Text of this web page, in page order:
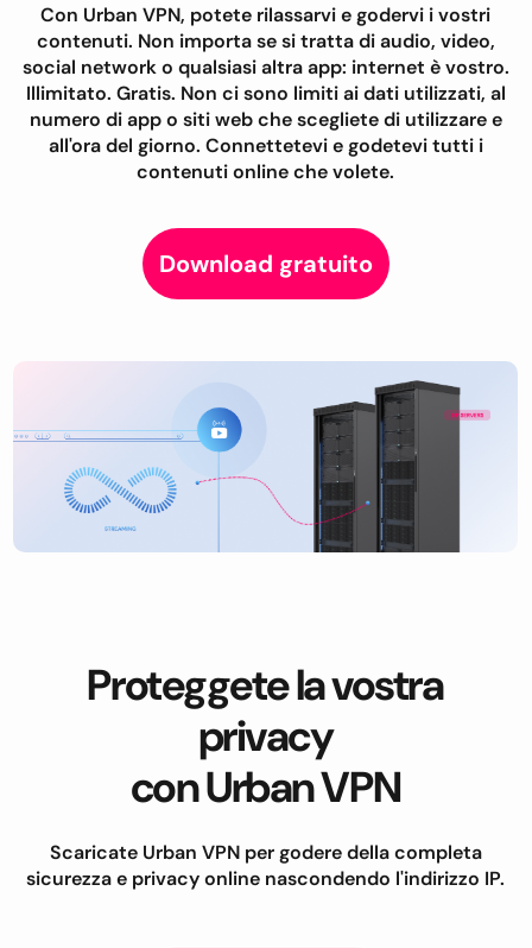
Con Urban VPN, potete rilassarvi e godervi i vostri
contenuti. Non importa se si tratta di audio, video,
social network o qualsiasi altra app: internet è vostro.
Illimitato. Gratis. Non ci sono limiti ai dati utilizzati, al
numero di app o siti web che scegliete di utilizzare e
all'ora del giorno. Connettetevi e godetevi tutti i
contenuti online che volete.
Download gratuito
Proteggete la vostra
privacy
con Urban VPN
Scaricate Urban VPN per godere della completa
sicurezza e privacy online nascondendo l'indirizzo IP.